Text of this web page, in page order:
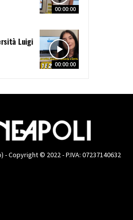
00:00:00
00:00:00
Luigi
Copyright © 2022 - P.IVA: 07237140632